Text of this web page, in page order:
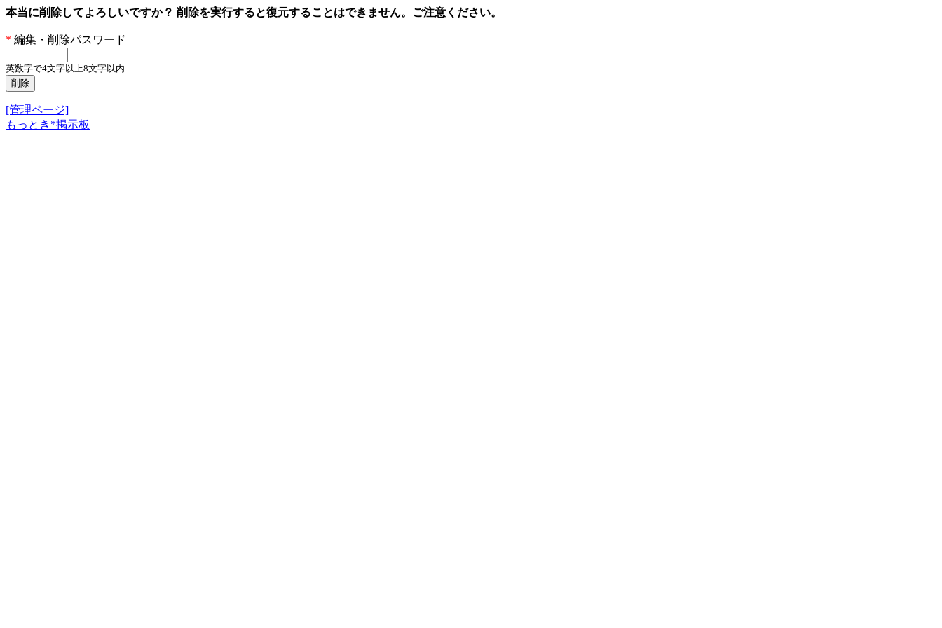
本当に削除してよろしいですか？ 削除を実行すると復元することはできません。ご注意ください。
* 編集・削除パスワード
英数字で4文字以上8文字以内
[管理ページ]
もっとき*掲示板